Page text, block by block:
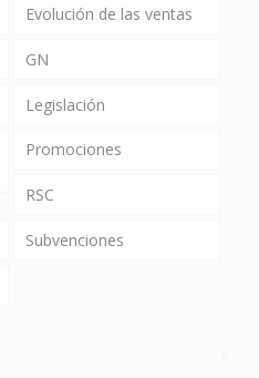
Evolución de las ventas
GN
Legislación
Promociones
RSC
Subvenciones